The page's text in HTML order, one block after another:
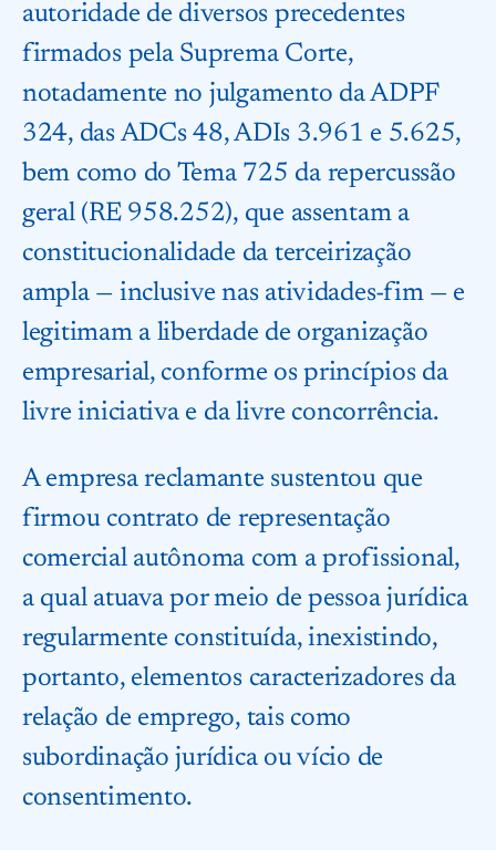
autoridade de diversos precedentes
firmados pela Suprema Corte,
notadamente no julgamento da ADPF
324, das ADCs 48, ADIs 3.961 e 5.625,
bem como do Tema 725 da repercussão
geral (RE 958.252), que assentam a
constitucionalidade da terceirização
ampla — inclusive nas atividades-fim — e
legitimam a liberdade de organização
empresarial, conforme os princípios da
livre iniciativa e da livre concorrência.
A empresa reclamante sustentou que
firmou contrato de representação
comercial autônoma com a profissional,
a qual atuava por meio de pessoa jurídica
regularmente constituída, inexistindo,
portanto, elementos caracterizadores da
relação de emprego, tais como
subordinação jurídica ou vício de
consentimento.